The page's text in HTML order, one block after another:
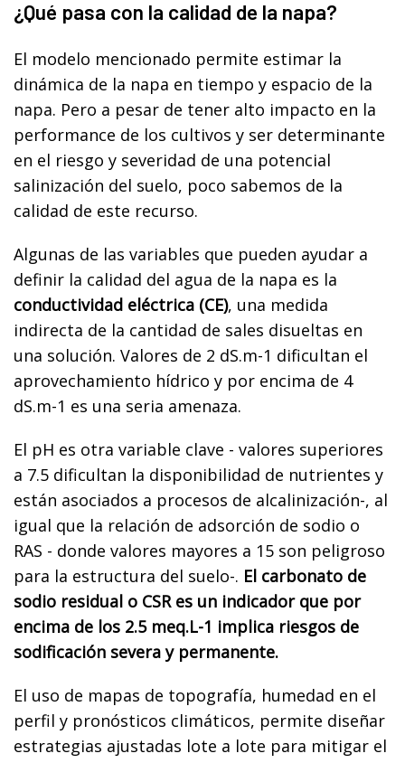
¿Qué pasa con la calidad de la napa?
El modelo mencionado permite estimar la
dinámica de la napa en tiempo y espacio de la
napa. Pero a pesar de tener alto impacto en la
performance de los cultivos y ser determinante
en el riesgo y severidad de una potencial
salinización del suelo, poco sabemos de la
calidad de este recurso.
Algunas de las variables que pueden ayudar a
definir la calidad del agua de la napa es la
conductividad eléctrica (CE), una medida
indirecta de la cantidad de sales disueltas en
una solución. Valores de 2 dS.m-1 dificultan el
aprovechamiento hídrico y por encima de 4
dS.m-1 es una seria amenaza.
El pH es otra variable clave - valores superiores
a 7.5 dificultan la disponibilidad de nutrientes y
están asociados a procesos de alcalinización-, al
igual que la relación de adsorción de sodio o
RAS - donde valores mayores a 15 son peligroso
para la estructura del suelo-. El carbonato de
sodio residual o CSR es un indicador que por
encima de los 2.5 meq.L-1 implica riesgos de
sodificación severa y permanente.
El uso de mapas de topografía, humedad en el
perfil y pronósticos climáticos, permite diseñar
estrategias ajustadas lote a lote para mitigar el